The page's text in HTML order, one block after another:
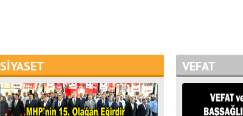
SİYASET VEFAT